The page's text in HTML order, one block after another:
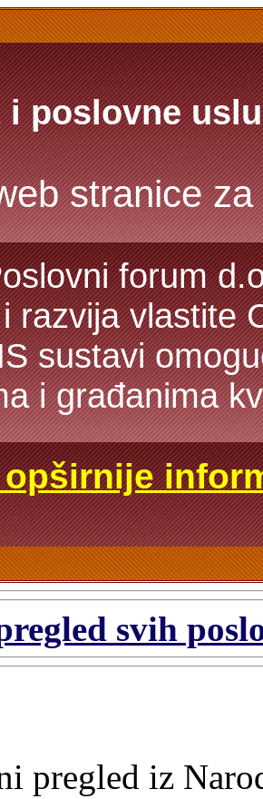
i poslovne
stranice
forum
razvija vlastite
sustavi
i građanima
svih
pregled iz